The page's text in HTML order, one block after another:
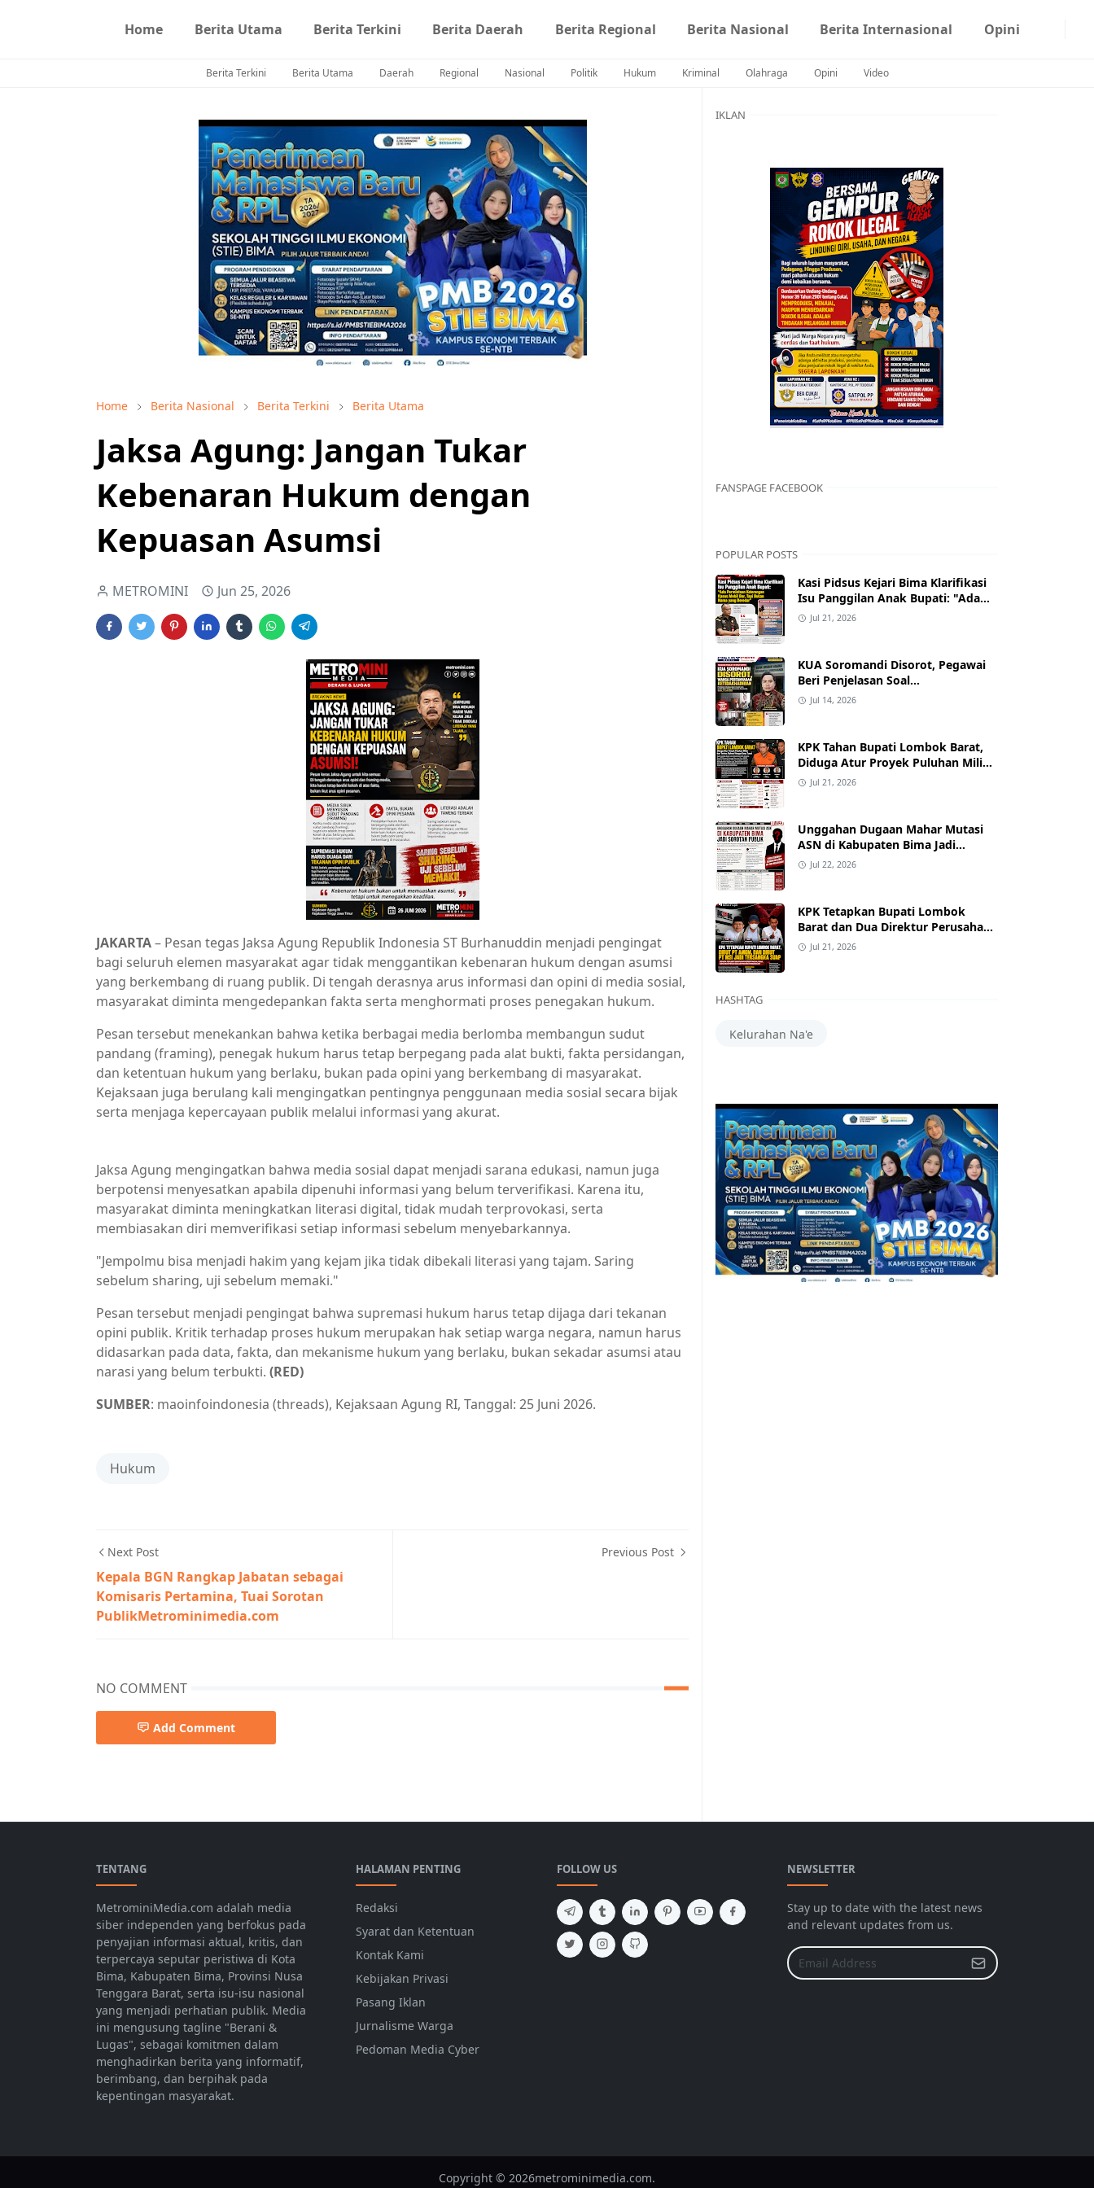
Home Berita Utama Berita Terkini Berita Daerah Berita Regional Berita Nasional Berita Internasional Opini
Berita Terkini Berita Utama Daerah Regional Nasional Politik Hukum Kriminal Olahraga Opini Video
Home Berita Nasional Berita Terkini Berita Utama
Jaksa Agung: Jangan Tukar
Kebenaran Hukum dengan
Kepuasan Asumsi
METROMINI Jun 25, 2026
JAKARTA– Pesan tegas Jaksa Agung Republik Indonesia ST Burhanuddin menjadi pengingat
bagi seluruh elemen masyarakat agar tidak menggantikan kebenaran hukum dengan asumsi
yang berkembang di ruang publik. Di tengah derasnya arus informasi dan opini di media sosial,
masyarakat diminta mengedepankan fakta serta menghormati proses penegakan hukum.
Pesan tersebut menekankan bahwa ketika berbagai media berlomba membangun sudut
pandang (framing), penegak hukum harus tetap berpegang pada alat bukti, fakta persidangan,
dan ketentuan hukum yang berlaku, bukan pada opini yang berkembang di masyarakat.
Kejaksaan juga berulang kali mengingatkan pentingnya penggunaan media sosial secara bijak
serta menjaga kepercayaan publik melalui informasi yang akurat.
Jaksa Agung mengingatkan bahwa media sosial dapat menjadi sarana edukasi, namun juga
berpotensi menyesatkan apabila dipenuhi informasi yang belum terverifikasi. Karena itu,
masyarakat diminta meningkatkan literasi digital, tidak mudah terprovokasi, serta
membiasakan diri memverifikasi setiap informasi sebelum menyebarkannya.
"Jempolmu bisa menjadi hakim yang kejam jika tidak dibekali literasi yang tajam. Saring
sebelum sharing, uji sebelum memaki."
Pesan tersebut menjadi pengingat bahwa supremasi hukum harus tetap dijaga dari tekanan
opini publik. Kritik terhadap proses hukum merupakan hak setiap warga negara, namun harus
didasarkan pada data, fakta, dan mekanisme hukum yang berlaku, bukan sekadar asumsi atau
narasi yang belum terbukti. (RED)
SUMBER: maoinfoindonesia (threads), Kejaksaan Agung RI, Tanggal: 25 Juni 2026.
Hukum
Next Post
Kepala BGN Rangkap Jabatan sebagai
Komisaris Pertamina, Tuai Sorotan
PublikMetrominimedia.com
Previous Post
NO COMMENT
Add Comment
IKLAN
FANSPAGE FACEBOOK
POPULAR POSTS
Kasi Pidsus Kejari Bima Klarifikasi
Isu Panggilan Anak Bupati: "Ada
Permintaan Keterangan Kasus
Jul 21, 2026
KUA Soromandi Disorot, Pegawai
Beri Penjelasan Soal
Ketidakhadiran Penghulu pada
Jul 14, 2026
KPK Tahan Bupati Lombok Barat,
Diduga Atur Proyek Puluhan Miliar
dan Terima Alphard hingga Uang
Jul 21, 2026
Unggahan Dugaan Mahar Mutasi
ASN di Kabupaten Bima Jadi
Sorotan
Jul 22, 2026
KPK Tetapkan Bupati Lombok
Barat dan Dua Direktur Perusahaan
sebagai Tersangka Dugaan Suap
Jul 21, 2026
HASHTAG
Kelurahan Na'e
TENTANG
MetrominiMedia.com adalah media
siber independen yang berfokus pada
penyajian informasi aktual, kritis, dan
terpercaya seputar peristiwa di Kota
Bima, Kabupaten Bima, Provinsi Nusa
Tenggara Barat, serta isu-isu nasional
yang menjadi perhatian publik. Media
ini mengusung tagline "Berani &
Lugas", sebagai komitmen dalam
menghadirkan berita yang informatif,
berimbang, dan berpihak pada
kepentingan masyarakat.
HALAMAN PENTING
Redaksi
Syarat dan Ketentuan
Kontak Kami
Kebijakan Privasi
Pasang Iklan
Jurnalisme Warga
Pedoman Media Cyber
FOLLOW US NEWSLETTER
Stay up to date with the latest news
and relevant updates from us.
Copyright © 2026metrominimedia.com.